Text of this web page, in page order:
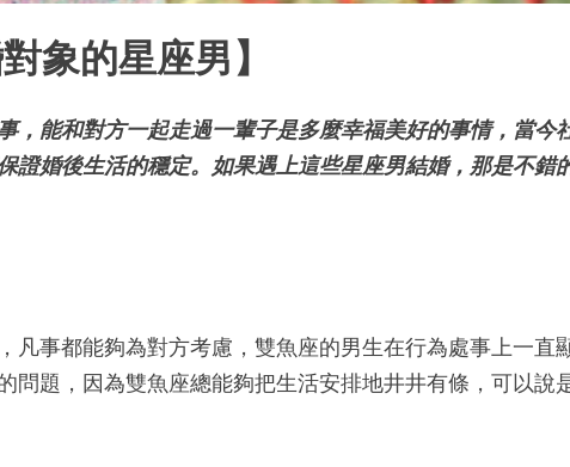
象的星座男】
，能和對方一起走過一輩子是多麼幸福美好的事情，當今
證婚後生活的穩定。如果遇上這些星座男結婚，那是不錯
凡事都能夠為對方考慮，雙魚座的男生在行為處事上一直
問題，因為雙魚座總能夠把生活安排地井井有條，可以說